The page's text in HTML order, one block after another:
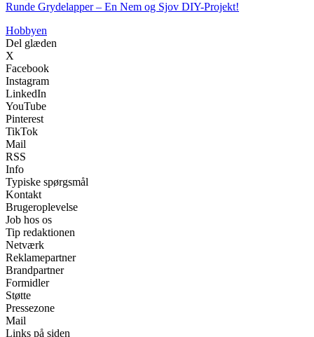
Runde Grydelapper – En Nem og Sjov DIY-Projekt!
Hobbyen
Del glæden
X
Facebook
Instagram
LinkedIn
YouTube
Pinterest
TikTok
Mail
RSS
Info
Typiske spørgsmål
Kontakt
Brugeroplevelse
Job hos os
Tip redaktionen
Netværk
Reklamepartner
Brandpartner
Formidler
Støtte
Pressezone
Mail
Links på siden